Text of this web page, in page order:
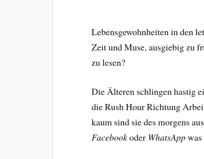
Lebensgewohnheiten in den
Zeit und Muse, ausgiebig zu
zu lesen?
Die Älteren schlingen hastig
die Rush Hour Richtung
kaum sind sie des morgens
Facebookoder WhatsApp